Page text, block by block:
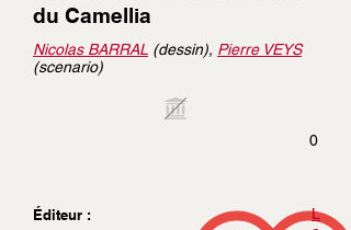
du Camellia
Nicolas BARRAL (dessin), Pierre VEYS
(scenario)
0
Éditeur :
L